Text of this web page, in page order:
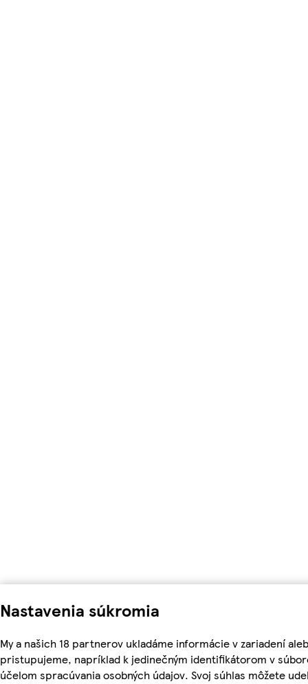
Nastavenia súkromia
My a našich 18 partnerov ukladáme informácie v zariadení
pristupujeme, napríklad k jedinečným identifikátorom v
účelom spracúvania osobných údajov. Svoj súhlas môžete